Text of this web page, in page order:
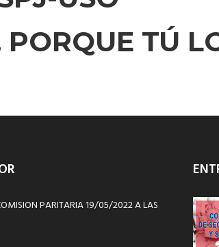
TÚ
PARITARIA 19/05/2022 A LAS